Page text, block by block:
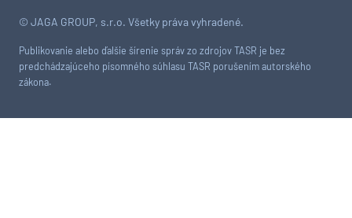
© JAGA GROUP, s.r.o. Všetky práva vyhradené.
Publikovanie alebo ďalšie šírenie správ zo zdrojov TASR je bez
predchádzajúceho písomného súhlasu TASR porušením autorského
zákona.